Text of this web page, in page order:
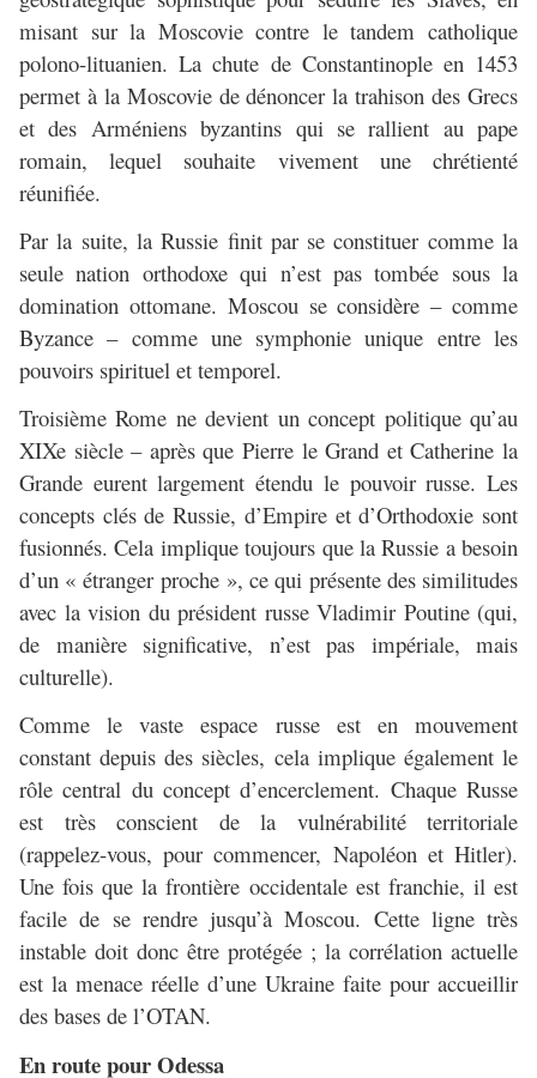
misant sur la Moscovie contre le tandem catholique
polono-lituanien. La chute de Constantinople en 1453
permet à la Moscovie de dénoncer la trahison des Grecs
et des Arméniens byzantins qui se rallient au pape
romain, lequel souhaite vivement une chrétienté
réunifiée.
Par la suite, la Russie finit par se constituer comme la
seule nation orthodoxe qui n’est pas tombée sous la
domination ottomane. Moscou se considère – comme
Byzance – comme une symphonie unique entre les
pouvoirs spirituel et temporel.
Troisième Rome ne devient un concept politique qu’au
XIXe siècle – après que Pierre le Grand et Catherine la
Grande eurent largement étendu le pouvoir russe. Les
concepts clés de Russie, d’Empire et d’Orthodoxie sont
fusionnés. Cela implique toujours que la Russie a besoin
d’un « étranger proche », ce qui présente des similitudes
avec la vision du président russe Vladimir Poutine (qui,
de manière significative, n’est pas impériale, mais
culturelle).
Comme le vaste espace russe est en mouvement
constant depuis des siècles, cela implique également le
rôle central du concept d’encerclement. Chaque Russe
est très conscient de la vulnérabilité territoriale
(rappelez-vous, pour commencer, Napoléon et Hitler).
Une fois que la frontière occidentale est franchie, il est
facile de se rendre jusqu’à Moscou. Cette ligne très
instable doit donc être protégée ; la corrélation actuelle
est la menace réelle d’une Ukraine faite pour accueillir
des bases de l’OTAN.
En route pour Odessa